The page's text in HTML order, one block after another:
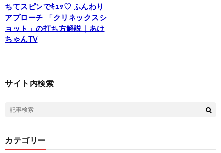
ちてスピンでｷｭｯ♡ ふんわり
アプローチ 「クリネックスシ
ョット」の打ち方解説｜あけ
ちゃんTV
サイト内検索
カテゴリー